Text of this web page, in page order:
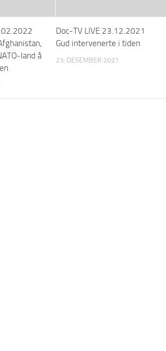
land å
Doc-TV LIVE 23.12.2021
Gud intervenerte i tiden
23. DESEMBER 2021